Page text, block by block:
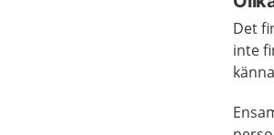
Det
inte